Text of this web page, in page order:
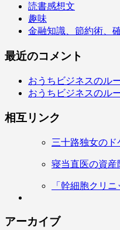
読書感想文
趣味
金融知識、節約術、
最近のコメント
おうちビジネスのル
おうちビジネスのル
相互リンク
三十路独女のド
寝当直医の資産
「幹細胞クリニ
アーカイブ